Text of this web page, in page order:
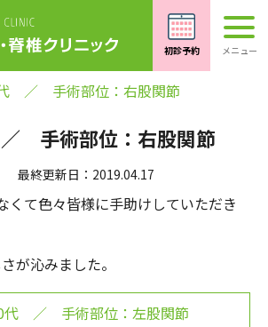
／ 手術部位：右股関節
手術部位：右股関節
最終更新日：2019.04.17
くて色々皆様に手助けしていただき
が沁みました。
／ 手術部位：左股関節